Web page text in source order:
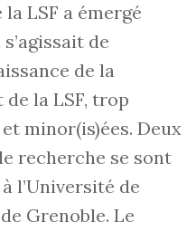
LSF a émergé
de
de la
la LSF, trop
minor(is)ées. Deux
recherche se sont
l’Université de
Grenoble. Le